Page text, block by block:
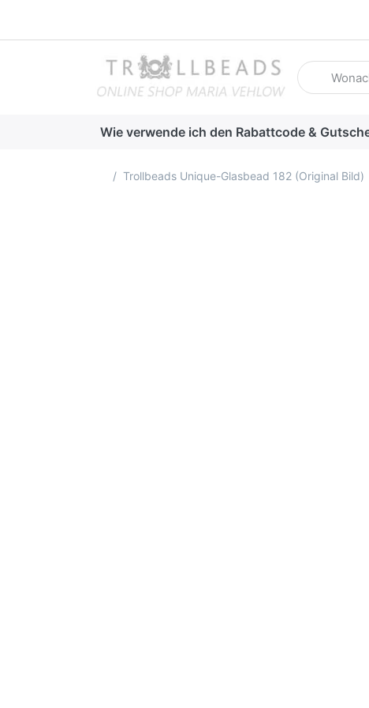
Geben Sie
Wie verwende ich den Rabattcode &
Startseite
Trollbeads Unique-Glasbead 182 (Original Bild)